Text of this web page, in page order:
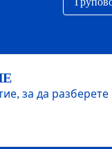
за да